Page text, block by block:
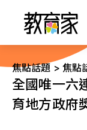
內
::: 焦點話題 > 焦點
全國唯一六
育地方政府